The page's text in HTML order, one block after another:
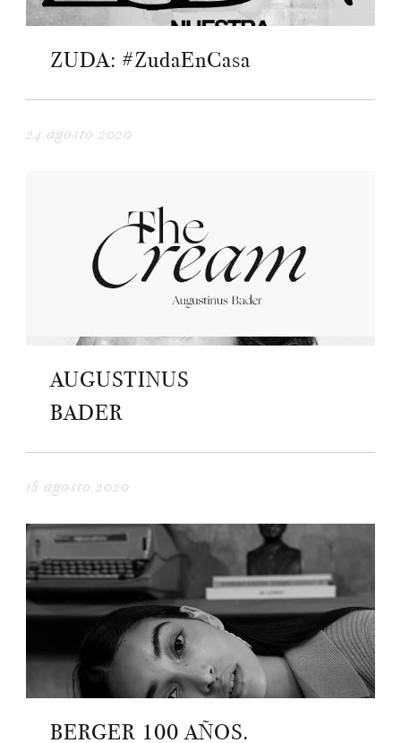
ZUDA: #ZudaEnCasa
24 agosto 2020
AUGUSTINUS
BADER
18 agosto 2020
BERGER 100 AÑOS.